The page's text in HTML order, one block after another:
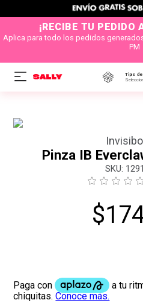
¡RECIBE TU PEDIDO
Aplica para todo los pedidos
PM
Tipo
Pinza IB
:
$